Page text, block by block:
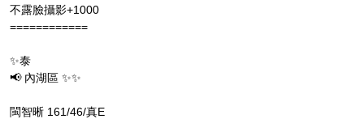
不露臉攝影+1000
============
✨泰
📢 內湖區 ✨✨
閩智晰 161/46/真E